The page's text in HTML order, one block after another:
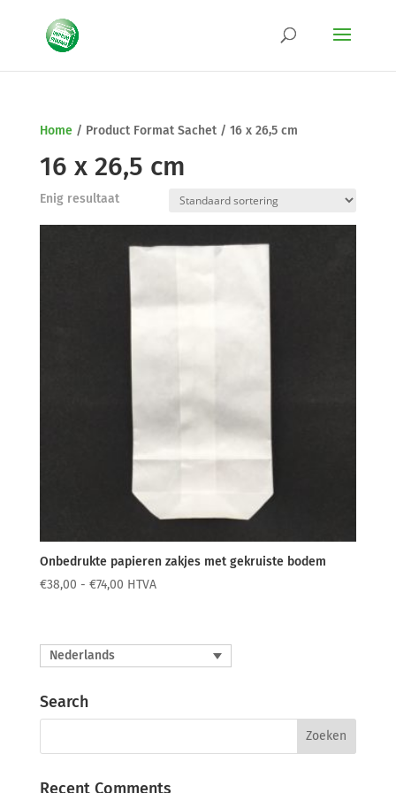
Home/ Product Format Sachet/ 16 x 26,5 cm
16 x 26,5 cm
Enig resultaat
Onbedrukte papieren zakjes met gekruiste bodem
€38,00 - €74,00Prijsklasse:
€74,00
HTVA
Nederlands
Search
Recent Comments